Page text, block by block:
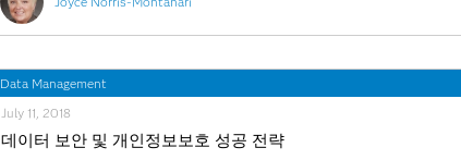
Data Management
July 11, 2018
데이터 보안 및 개인정보보호 성공 전략